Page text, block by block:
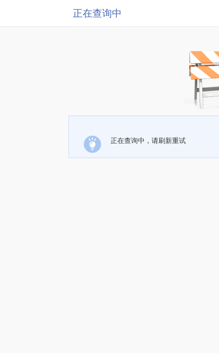
正在查询中
正在查询中，请刷新重试